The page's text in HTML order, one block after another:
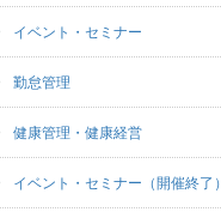
イベント・セミナー
勤怠管理
健康管理・健康経営
イベント・セミナー（開催終了）